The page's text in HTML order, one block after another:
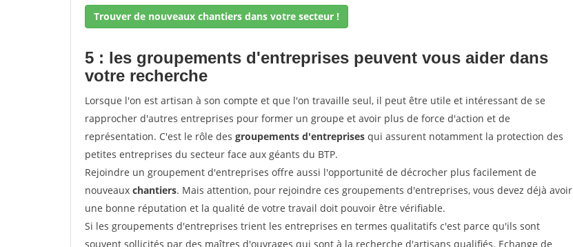
Trouver de nouveaux chantiers dans votre secteur !
5 : les groupements d'entreprises peuvent vous aider dans
votre recherche
Lorsque l'on est artisan à son compte et que l'on travaille seul, il peut être utile et intéressant de se
rapprocher d'autres entreprises pour former un groupe et avoir plus de force d'action et de
représentation. C'est le rôle des groupements d'entreprises qui assurent notamment la protection des
petites entreprises du secteur face aux géants du BTP.
Rejoindre un groupement d'entreprises offre aussi l'opportunité de décrocher plus facilement de
nouveaux chantiers. Mais attention, pour rejoindre ces groupements d'entreprises, vous devez déjà avoir
une bonne réputation et la qualité de votre travail doit pouvoir être vérifiable.
Si les groupements d'entreprises trient les entreprises en termes qualitatifs c'est parce qu'ils sont
souvent sollicités par des maîtres d'ouvrages qui sont à la recherche d'artisans qualifiés. Echange de